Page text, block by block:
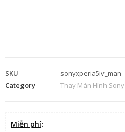
SKU
sonyxperia5iv_man
Category
Thay Màn Hình Sony
Miễn phí: